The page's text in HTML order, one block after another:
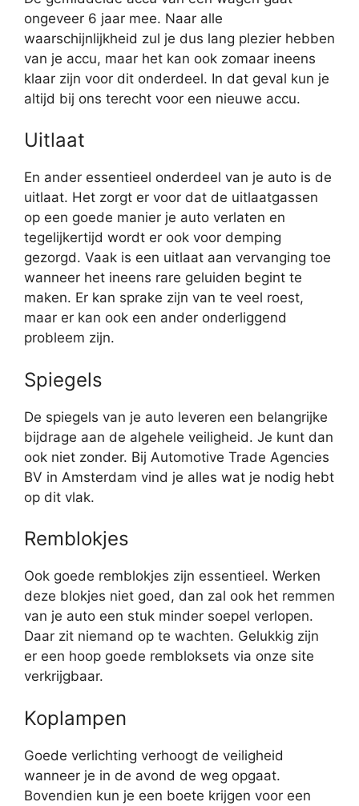
ongeveer 6 jaar mee. Naar alle
waarschijnlijkheid zul je dus lang plezier hebben
van je accu, maar het kan ook zomaar ineens
klaar zijn voor dit onderdeel. In dat geval kun je
altijd bij ons terecht voor een nieuwe accu.
Uitlaat
En ander essentieel onderdeel van je auto is de
uitlaat. Het zorgt er voor dat de uitlaatgassen
op een goede manier je auto verlaten en
tegelijkertijd wordt er ook voor demping
gezorgd. Vaak is een uitlaat aan vervanging toe
wanneer het ineens rare geluiden begint te
maken. Er kan sprake zijn van te veel roest,
maar er kan ook een ander onderliggend
probleem zijn.
Spiegels
De spiegels van je auto leveren een belangrijke
bijdrage aan de algehele veiligheid. Je kunt dan
ook niet zonder. Bij Automotive Trade Agencies
BV in Amsterdam vind je alles wat je nodig hebt
op dit vlak.
Remblokjes
Ook goede remblokjes zijn essentieel. Werken
deze blokjes niet goed, dan zal ook het remmen
van je auto een stuk minder soepel verlopen.
Daar zit niemand op te wachten. Gelukkig zijn
er een hoop goede rembloksets via onze site
verkrijgbaar.
Koplampen
Goede verlichting verhoogt de veiligheid
wanneer je in de avond de weg opgaat.
Bovendien kun je een boete krijgen voor een